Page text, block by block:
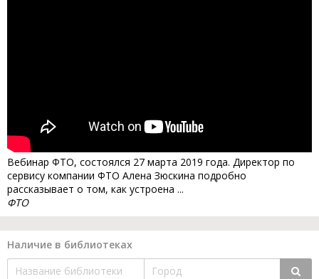
Вебинар ФТО, состоялся 27 марта 2019 года. Директор по
сервису компании ФТО Алена Зюскина подробно
рассказывает о том, как устроена ...
ФТО
Наличие в библиотеках